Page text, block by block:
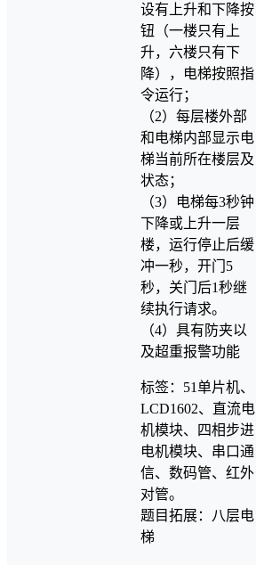
设有上升和下降按
钮（一楼只有上
升，六楼只有下
降），电梯按照指
令运行；
（2）每层楼外部
和电梯内部显示电
梯当前所在楼层及
状态；
（3）电梯每3秒钟
下降或上升一层
楼，运行停止后缓
冲一秒，开门5
秒，关门后1秒继
续执行请求。
（4）具有防夹以
及超重报警功能
标签：51单片机、
LCD1602、直流电
机模块、四相步进
电机模块、串口通
信、数码管、红外
对管。
题目拓展：八层电
梯